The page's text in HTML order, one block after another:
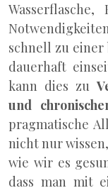
schnell zu einer
dauerhaft
kann dies zu
und
pragmatische
nicht nur
wie wir es
dass man mit